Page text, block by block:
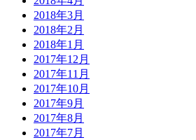
2018年3月
2018年2月
2018年1月
2017年12月
2017年11月
2017年10月
2017年9月
2017年8月
2017年7月